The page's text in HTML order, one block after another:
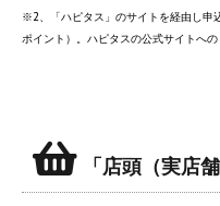
※2、「ハピタス」のサイトを経由し申
ポイント）。ハピタスの公式サイトへの
「店頭（実店